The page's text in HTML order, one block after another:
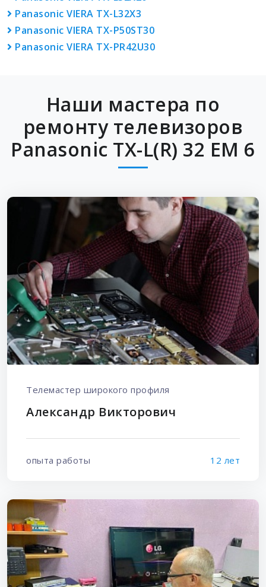
Panasonic VIERA TX-L32X3
Panasonic VIERA TX-P50ST30
Panasonic VIERA TX-PR42U30
Наши мастера по
ремонту телевизоров
Panasonic TX-L(R) 32 EM 6
Телемастер широкого профиля
Александр Викторович
опыта работы 12 лет